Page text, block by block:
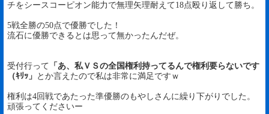
チをシースコーピオン能力で無理矢理耐えて18点殴り返して勝ち。
5戦全勝の50点で優勝でした！
流石に優勝できるとは思って無かったんだぜ。
受付行って 「あ、私ＶＳの全国権利持ってるんで権利要らないです
（ｷﾘｯ」 とか言えたので私は非常に満足ですｗ
権利は4回戦であたった準優勝のもやしさんに繰り下がりでした。
頑張ってくださいー